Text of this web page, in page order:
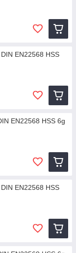
EN22568 HSS
EN22568 HSS 6g
EN22568 HSS